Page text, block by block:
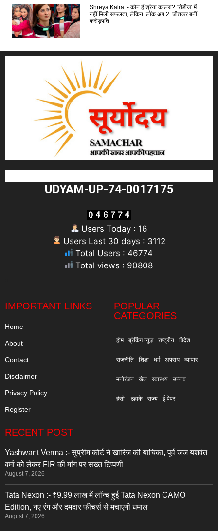
Shreya Kalra :- कौन हैं श्रेया कालरा? ‘रोडीज’ में
नहीं मिली सफलता, लेकिन ‘लॉक अप 2’ जीतकर बनीं
करोड़पति
UDYAM-UP-74-0017175
Users Today : 16
Users Last 30 days : 3112
Total Users : 46774
Total views : 90808
IMPORTANT LINKS
Home
About
Contact
Disclaimer
Privacy Policy
Register
POPULAR
CATEGORIES
होम ब्रेकिंग न्यूज़ राष्ट्रीय विदेश
राजनीति शिक्षा धर्म अपराध व्यापार
मनोरंजन खेल स्वास्थ्य उन्नाव
हंसी – ठहाके राज्य ई पेपर
RECENT POST
Yashwant Verma :- सुप्रीम कोर्ट ने खारिज की याचिका, पूर्व जज यशवंत
वर्मा को लेकर FIR की मांग पर सख्त टिप्पणी
August 7, 2026
Tata Nexon :- ₹9.99 लाख में लॉन्च हुई Tata Nexon CAMO
Edition, नए रंग और दमदार फीचर्स से मचाएगी धमाल
August 7, 2026